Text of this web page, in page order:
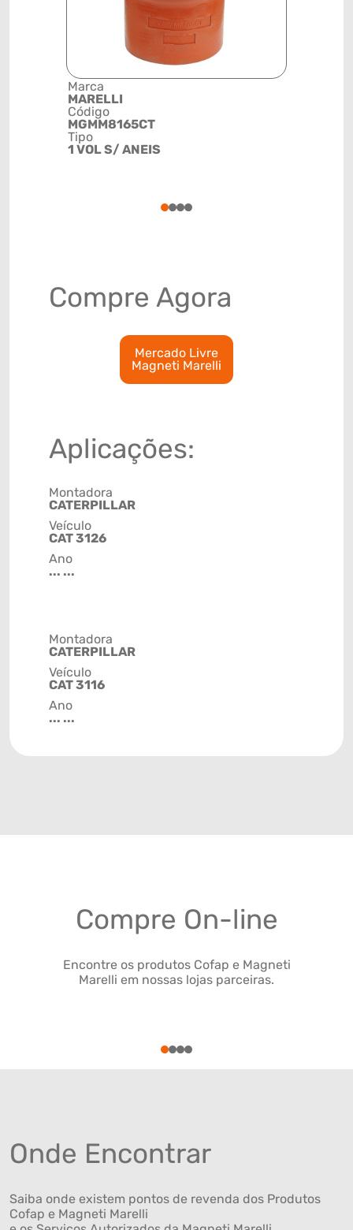
Marca
MARELLI
Código
MGMM8165CT
Tipo
1 VOL S/ ANEIS
1234
Compre Agora
Mercado Livre
Magneti Marelli
Aplicações:
Montadora
CATERPILLAR
Veículo
CAT 3126
Ano
... ...
Montadora
CATERPILLAR
Veículo
CAT 3116
Ano
... ...
Compre On-line
Encontre os produtos Cofap e Magneti
Marelli em nossas lojas parceiras.
1234
Onde Encontrar
Saiba onde existem pontos de revenda dos Produtos
Cofap e Magneti Marelli